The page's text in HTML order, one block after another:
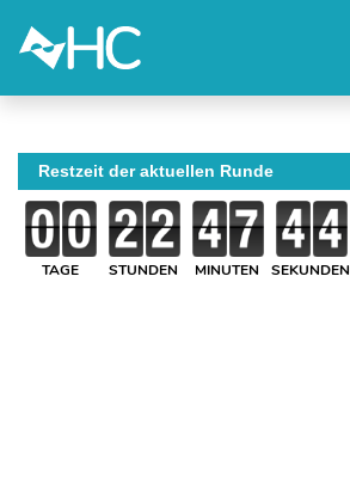
Restzeit der aktuellen Runde
TAGE STUNDEN MINUTEN SEKUNDEN